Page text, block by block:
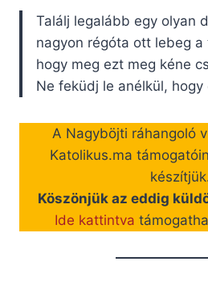
Találj legalább egy olyan
nagyon régóta ott lebeg
hogy meg ezt meg kéne
Ne feküdj le anélkül,
A Nagyböjti ráhangoló
Katolikus.ma
Köszönjük az eddig
Ide kattintva